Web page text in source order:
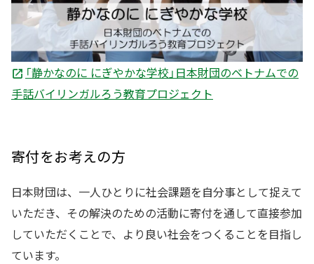
「静かなのに にぎやかな学校」日本財団のベトナムでの
手話バイリンガルろう教育プロジェクト
寄付をお考えの方
日本財団は、一人ひとりに社会課題を自分事として捉えて
いただき、その解決のための活動に寄付を通して直接参加
していただくことで、より良い社会をつくることを目指し
ています。